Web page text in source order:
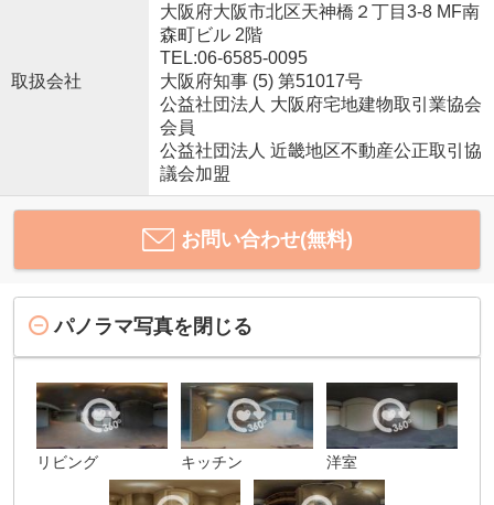
取扱会社
大阪府大阪市北区天神橋２丁目3-8 MF南
森町ビル 2階
TEL:06-6585-0095
大阪府知事 (5) 第51017号
公益社団法人 大阪府宅地建物取引業協会
会員
公益社団法人 近畿地区不動産公正取引協
議会加盟
お問い合わせ(無料)
パノラマ写真を閉じる
リビング キッチン 洋室